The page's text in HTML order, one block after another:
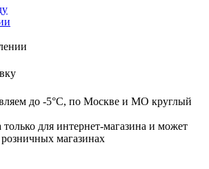
до -5°C, по Москве и МО круглый
для интернет-магазина и может
магазинах